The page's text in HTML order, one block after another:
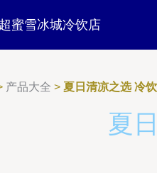
蜜雪冰城冷饮店
产品大全 > 夏日清凉之选 冷
夏